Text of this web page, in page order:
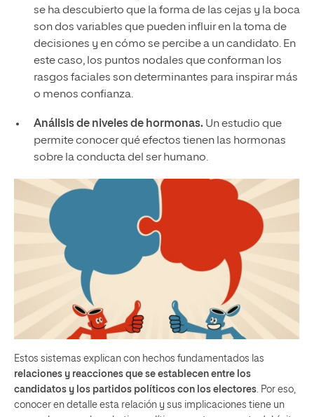
se ha descubierto que la forma de las cejas y la boca
son dos variables que pueden influir en la toma de
decisiones y en cómo se percibe a un candidato. En
este caso, los puntos nodales que conforman los
rasgos faciales son determinantes para inspirar más
o menos confianza.
Análisis de niveles de hormonas. Un estudio que
permite conocer qué efectos tienen las hormonas
sobre la conducta del ser humano.
Estos sistemas explican con hechos fundamentados las
relaciones y reacciones que se establecen entre los
candidatos y los partidos políticos con los electores. Por eso,
conocer en detalle esta relación y sus implicaciones tiene un